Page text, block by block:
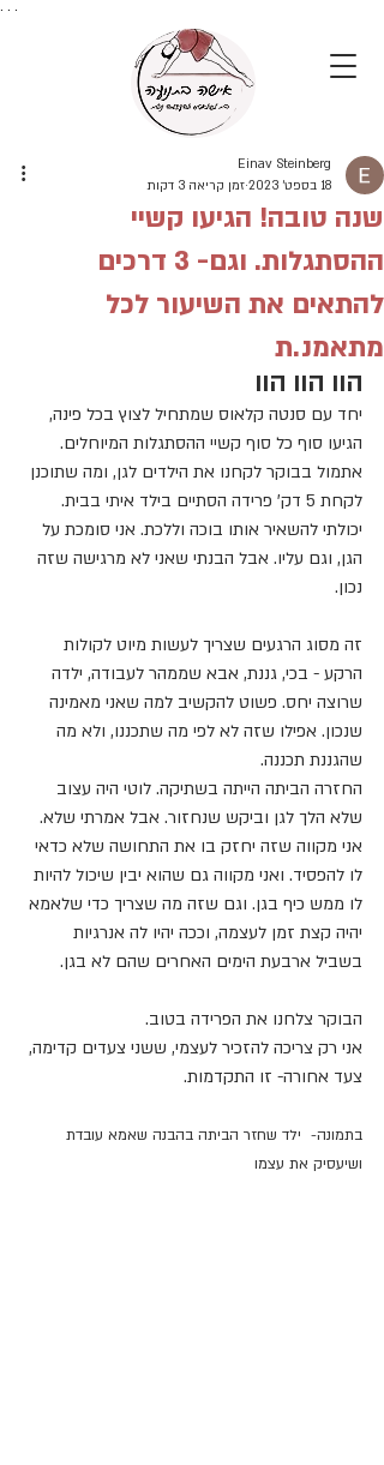
שנה טובה! הגיעו קשיי
ההסתגלות. וגם- 3 דרכים
להתאים את השיעור לכל
מתאמנ.ת
Einav Steinberg
18 בספט׳ 2023
זמן קריאה 3 דקות
הוו הוו הוו
יחד עם סנטה קלאוס שמתחיל לצוץ בכל פינה,
הגיעו סוף כל סוף קשיי ההסתגלות המיוחלים.
אתמול בבוקר לקחנו את הילדים לגן, ומה שתוכנן
לקחת 5 דק' פרידה הסתיים בילד איתי בבית.
יכולתי להשאיר אותו בוכה וללכת. אני סומכת על
הגן, וגם עליו. אבל הבנתי שאני לא מרגישה שזה
נכון.
זה מסוג הרגעים שצריך לעשות מיוט לקולות
הרקע - בכי, גננת, אבא שממהר לעבודה, ילדה
שרוצה יחס. פשוט להקשיב למה שאני מאמינה
שנכון. אפילו שזה לא לפי מה שתכננו, ולא מה
שהגננת תכננה.
החזרה הביתה הייתה בשתיקה. לוטי היה עצוב
שלא הלך לגן וביקש שנחזור. אבל אמרתי שלא.
אני מקווה שזה יחזק בו את התחושה שלא כדאי
לו להפסיד. ואני מקווה גם שהוא יבין שיכול להיות
לו ממש כיף בגן. וגם שזה מה שצריך כדי שלאמא
יהיה קצת זמן לעצמה, וככה יהיו לה אנרגיות
בשביל ארבעת הימים האחרים שהם לא בגן.
הבוקר צלחנו את הפרידה בטוב.
אני רק צריכה להזכיר לעצמי, ששני צעדים קדימה,
צעד אחורה- זו התקדמות.
בתמונה-  ילד שחזר הביתה בהבנה שאמא עובדת
ושיעסיק את עצמו